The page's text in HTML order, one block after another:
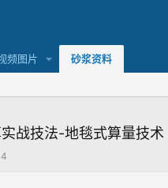
频图片 砂浆资料
战技法-地毯式算量技术